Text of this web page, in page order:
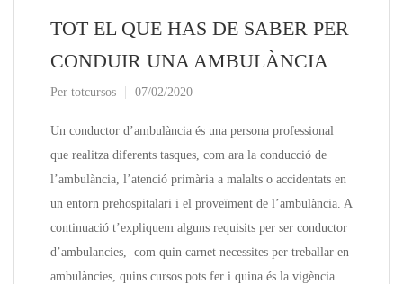
TOT EL QUE HAS DE SABER PER
CONDUIR UNA AMBULÀNCIA
Per totcursos 07/02/2020
Un conductor d’ambulància és una persona professional
que realitza diferents tasques, com ara la conducció de
l’ambulància, l’atenció primària a malalts o accidentats en
un entorn prehospitalari i el proveïment de l’ambulància. A
continuació t’expliquem alguns requisits per ser conductor
d’ambulancies, com quin carnet necessites per treballar en
ambulàncies, quins cursos pots fer i quina és la vigència